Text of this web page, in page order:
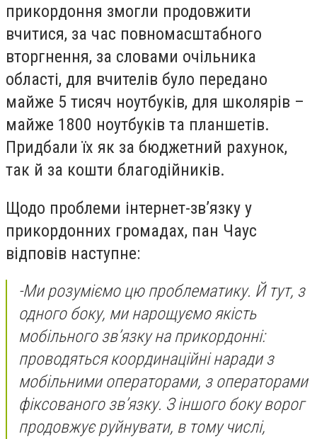
прикордоння змогли продовжити
вчитися, за час повномасштабного
вторгнення, за словами очільника
області, для вчителів було передано
майже 5 тисяч ноутбуків, для школярів –
майже 1800 ноутбуків та планшетів.
Придбали їх як за бюджетний рахунок,
так й за кошти благодійників.
Щодо проблеми інтернет-зв’язку у
прикордонних громадах, пан Чаус
відповів наступне:
-Ми розуміємо цю проблематику. Й тут, з
одного боку, ми нарощуємо якість
мобільного зв’язку на прикордонні:
проводяться координаційні наради з
мобільними операторами, з операторами
фіксованого зв’язку. З іншого боку ворог
продовжує руйнувати, в тому числі,